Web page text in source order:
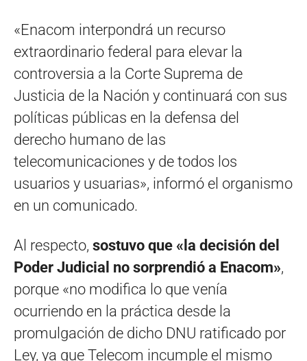
«Enacom interpondrá un recurso
extraordinario federal para elevar la
controversia a la Corte Suprema de
Justicia de la Nación y continuará con sus
políticas públicas en la defensa del
derecho humano de las
telecomunicaciones y de todos los
usuarios y usuarias», informó el organismo
en un comunicado.
Al respecto, sostuvo que «la decisión del
Poder Judicial no sorprendió a Enacom»,
porque «no modifica lo que venía
ocurriendo en la práctica desde la
promulgación de dicho DNU ratificado por
Ley, ya que Telecom incumple el mismo